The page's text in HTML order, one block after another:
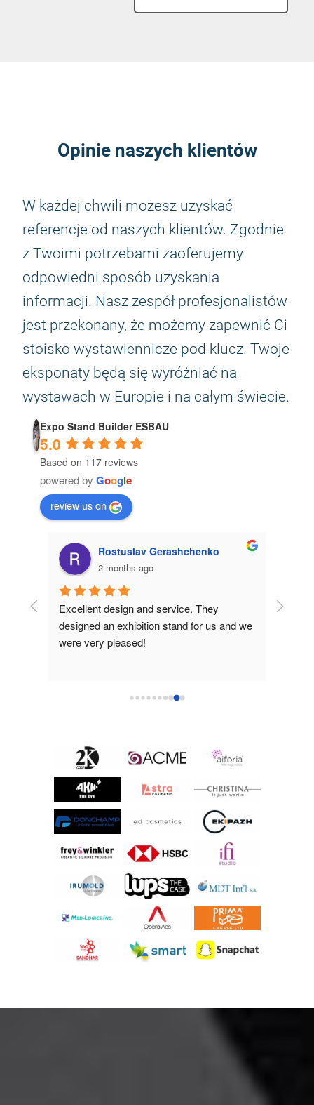
Opinie naszych klientów
W każdej chwili możesz uzyskać
referencje od naszych klientów. Zgodnie
z Twoimi potrzebami zaoferujemy
odpowiedni sposób uzyskania
informacji. Nasz zespół profesjonalistów
jest przekonany, że możemy zapewnić Ci
stoisko wystawiennicze pod klucz. Twoje
eksponaty będą się wyróżniać na
wystawach w Europie i na całym świecie.
Expo Stand Builder ESBAU
5.0
Based on 117 reviews
powered by Google
review us on
Rostuslav Gerashchenko
2 months ago
Excellent design and service. They
designed an exhibition stand for us and we
were very pleased!
The